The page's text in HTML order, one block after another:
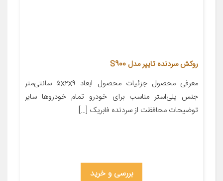
روکش سردنده تایپر مدل S900
معرفی محصول جزئیات محصول ابعاد ۵x۲x۹ سانتی‌متر
جنس پلی‌استر مناسب برای خودرو تمام خودروها سایر
توضیحات محافظت از سردنده فابریک […]
بررسی و خرید